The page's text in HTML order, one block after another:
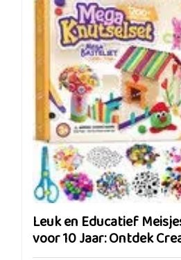
Leuk en Educatief
voor 10 Jaar: Ontdek